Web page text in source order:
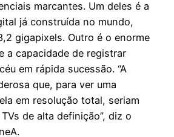
marcantes. Um deles é a
já construída no mundo,
gigapixels. Outro é o enorme
a capacidade de registrar
em rápida sucessão. “A
que, para ver uma
em resolução total, seriam
de alta definição”, diz o